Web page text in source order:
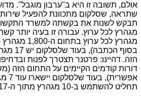
אולם, תשובה זו היא ב"ערבון מוגבל".
מגהרץ לכל
בסוף
הזה. דהיינו: פרטנר תצטרך לפנות
דורות קודמים הקיימים על התחום הזה
תחליט להשתמש ב-10 מגהרץ מתוך ה-17 עבור דור רביעי.